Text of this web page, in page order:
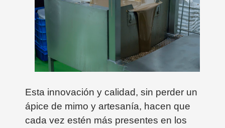
Esta innovación y calidad, sin perder un
ápice de mimo y artesanía, hacen que
cada vez estén más presentes en los